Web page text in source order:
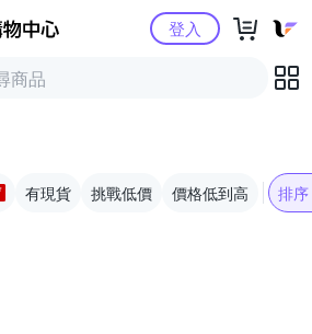
Yahoo購物中心登入
有現貨 挑戰低價 價格低到高 排序